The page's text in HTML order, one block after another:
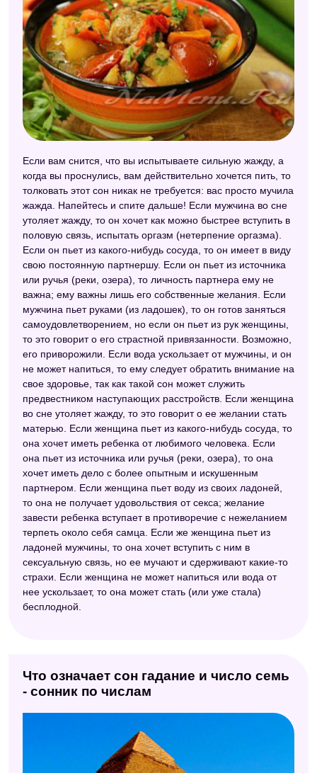
Если вам снится, что вы испытываете сильную жажду, а
когда вы проснулись, вам действительно хочется пить, то
толковать этот сон никак не требуется: вас просто мучила
жажда. Напейтесь и спите дальше! Если мужчина во сне
утоляет жажду, то он хочет как можно быстрее вступить в
половую связь, испытать оргазм (нетерпение оргазма).
Если он пьет из какого-нибудь сосуда, то он имеет в виду
свою постоянную партнершу. Если он пьет из источника
или ручья (реки, озера), то личность партнера ему не
важна; ему важны лишь его собственные желания. Если
мужчина пьет руками (из ладошек), то он готов заняться
самоудовлетворением, но если он пьет из рук женщины,
то это говорит о его страстной привязанности. Возможно,
его приворожили. Если вода ускользает от мужчины, и он
не может напиться, то ему следует обратить внимание на
свое здоровье, так как такой сон может служить
предвестником наступающих расстройств. Если женщина
во сне утоляет жажду, то это говорит о ее желании стать
матерью. Если женщина пьет из какого-нибудь сосуда, то
она хочет иметь ребенка от любимого человека. Если
она пьет из источника или ручья (реки, озера), то она
хочет иметь дело с более опытным и искушенным
партнером. Если женщина пьет воду из своих ладоней,
то она не получает удовольствия от секса; желание
завести ребенка вступает в противоречие с нежеланием
терпеть около себя самца. Если же женщина пьет из
ладоней мужчины, то она хочет вступить с ним в
сексуальную связь, но ее мучают и сдерживают какие-то
страхи. Если женщина не может напиться или вода от
нее ускользает, то она может стать (или уже стала)
бесплодной.
Что означает сон гадание и число семь
- сонник по числам